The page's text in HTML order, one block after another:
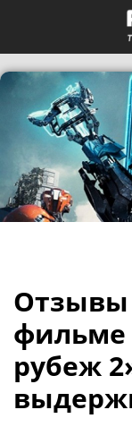
Отзывы
фильме
рубеж